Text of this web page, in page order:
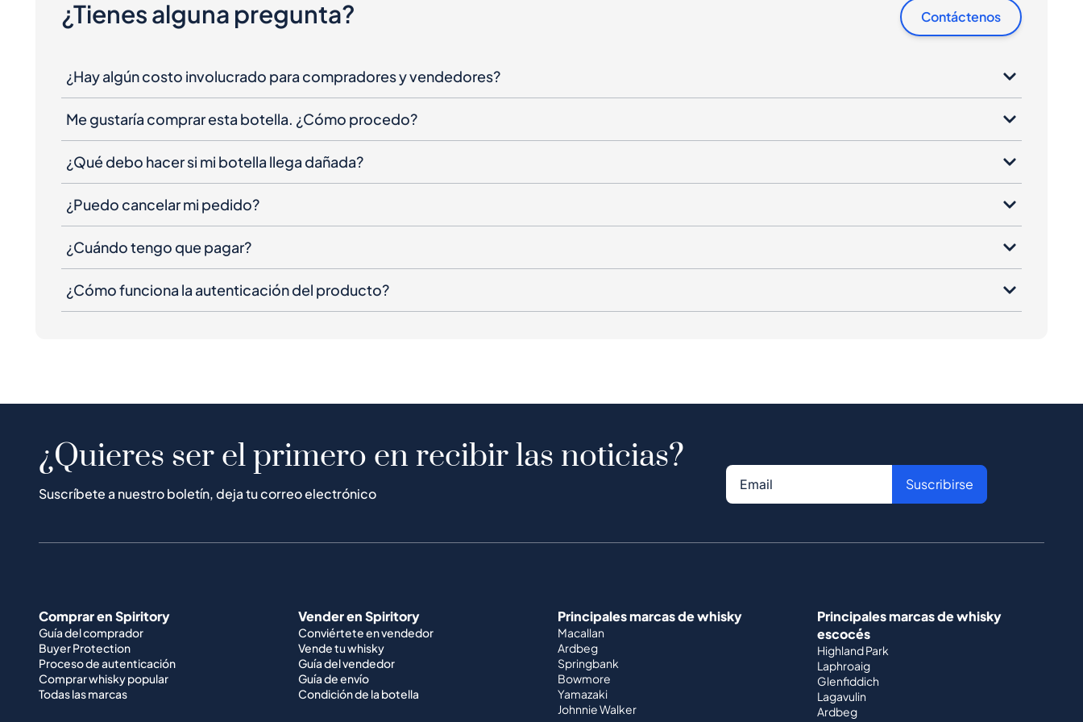
¿Tienes alguna pregunta? Contáctenos
¿Hay algún costo involucrado para compradores y vendedores?
Me gustaría comprar esta botella. ¿Cómo procedo?
¿Qué debo hacer si mi botella llega dañada?
¿Puedo cancelar mi pedido?
¿Cuándo tengo que pagar?
¿Cómo funciona la autenticación del producto?
¿Quieres ser el primero en recibir las noticias?
Suscríbete a nuestro boletín, deja tu correo electrónico
Suscribirse
Comprar en Spiritory
Guía del comprador
Buyer Protection
Proceso de autenticación
Comprar whisky popular
Todas las marcas
Vender en Spiritory
Conviértete en vendedor
Vende tu whisky
Guía del vendedor
Guía de envío
Condición de la botella
Principales marcas de whisky
Macallan
Ardbeg
Springbank
Bowmore
Yamazaki
Johnnie Walker
Principales marcas de whisky
escocés
Highland Park
Laphroaig
Glenfiddich
Lagavulin
Ardbeg